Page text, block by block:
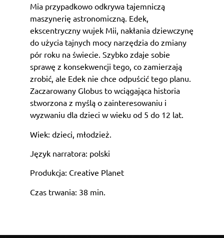
Mia przypadkowo odkrywa tajemniczą
maszynerię astronomiczną. Edek,
ekscentryczny wujek Mii, nakłania dziewczynę
do użycia tajnych mocy narzędzia do zmiany
pór roku na świecie. Szybko zdaje sobie
sprawę z konsekwencji tego, co zamierzają
zrobić, ale Edek nie chce odpuścić tego planu.
Zaczarowany Globus to wciągająca historia
stworzona z myślą o zainteresowaniu i
wyzwaniu dla dzieci w wieku od 5 do 12 lat.
Wiek: dzieci, młodzież.
Język narratora: polski
Produkcja: Creative Planet
Czas trwania: 38 min.